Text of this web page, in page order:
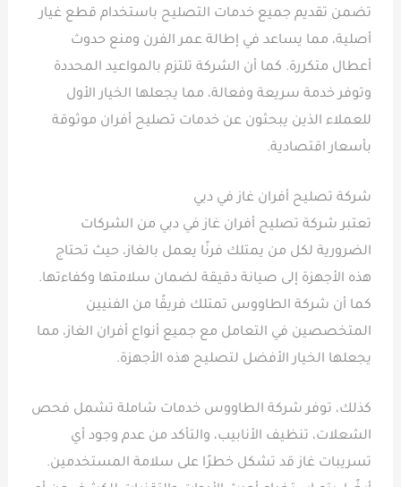
تضمن تقديم جميع خدمات التصليح باستخدام قطع غيار
أصلية، مما يساعد في إطالة عمر الفرن ومنع حدوث
أعطال متكررة. كما أن الشركة تلتزم بالمواعيد المحددة
وتوفر خدمة سريعة وفعالة، مما يجعلها الخيار الأول
للعملاء الذين يبحثون عن خدمات تصليح أفران موثوقة
بأسعار اقتصادية.
شركة تصليح أفران غاز في دبي
تعتبر شركة تصليح أفران غاز في دبي من الشركات
الضرورية لكل من يمتلك فرنًا يعمل بالغاز، حيث تحتاج
هذه الأجهزة إلى صيانة دقيقة لضمان سلامتها وكفاءتها.
كما أن شركة الطاووس تمتلك فريقًا من الفنيين
المتخصصين في التعامل مع جميع أنواع أفران الغاز، مما
يجعلها الخيار الأفضل لتصليح هذه الأجهزة.
كذلك، توفر شركة الطاووس خدمات شاملة تشمل فحص
الشعلات، تنظيف الأنابيب، والتأكد من عدم وجود أي
تسريبات غاز قد تشكل خطرًا على سلامة المستخدمين.